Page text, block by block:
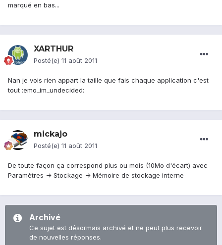
marqué en bas...
XARTHUR
Posté(e) 11 août 2011
Nan je vois rien appart la taille que fais chaque application c'est
tout :emo_im_undecided:
mickajo
Posté(e) 11 août 2011
De toute façon ça correspond plus ou mois (10Mo d'écart) avec
Paramètres -> Stockage -> Mémoire de stockage interne
Archivé
Ce sujet est désormais archivé et ne peut plus recevoir
de nouvelles réponses.